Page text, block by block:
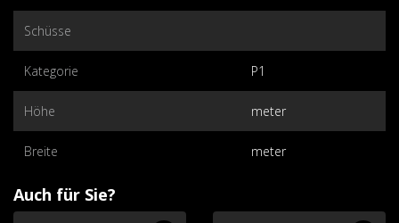
Schüsse
Kategorie P1
Höhe meter
Breite meter
Auch für Sie?